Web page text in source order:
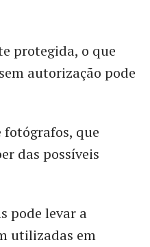
protegida, o que
autorização pode
que
das possíveis
pode levar a
utilizadas em